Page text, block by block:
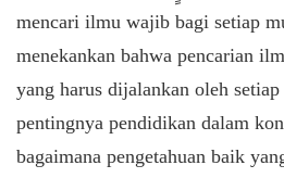
mencari ilmu wajib bagi setiap
menekankan bahwa pencarian
yang harus dijalankan oleh
pentingnya pendidikan dalam
bagaimana pengetahuan baik